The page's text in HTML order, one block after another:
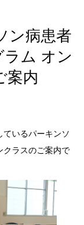
ン病患者
ム オン
案内
いるパーキンソ
クラスのご案内で